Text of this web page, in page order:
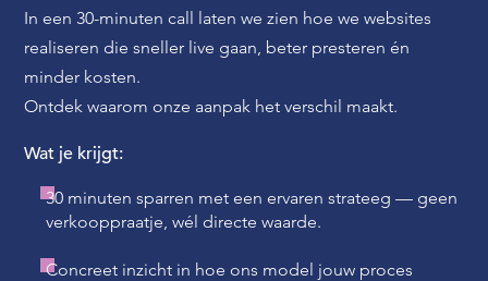
In een 30-minuten call laten we zien hoe we websites
realiseren die sneller live gaan, beter presteren én
minder kosten.
Ontdek waarom onze aanpak het verschil maakt.
Wat je krijgt:
30 minuten sparren met een ervaren strateeg — geen
verkooppraatje, wél directe waarde.
Concreet inzicht in hoe ons model jouw proces